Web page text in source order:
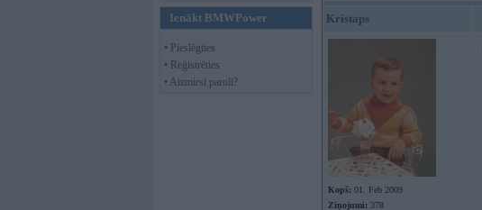
Ienākt BMWPower
• Pieslēgties
• Reģistrēties
• Aizmirsi paroli?
Kristaps
Kopš: 01. Feb 2009
Ziņojumi: 378